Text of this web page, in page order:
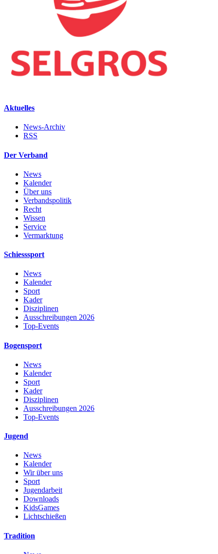
Aktuelles
News-Archiv
RSS
Der Verband
News
Kalender
Über uns
Verbandspolitik
Recht
Wissen
Service
Vermarktung
Schiesssport
News
Kalender
Sport
Kader
Disziplinen
Ausschreibungen 2026
Top-Events
Bogensport
News
Kalender
Sport
Kader
Disziplinen
Ausschreibungen 2026
Top-Events
Jugend
News
Kalender
Wir über uns
Sport
Jugendarbeit
Downloads
KidsGames
Lichtschießen
Tradition